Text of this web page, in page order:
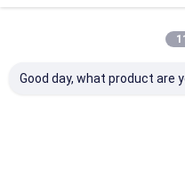
C17200 बेरिलियम कॉपर
हमारी श्रेणियाँ
Good day, what product are